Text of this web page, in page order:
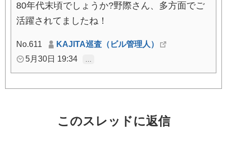
80年代末頃でしょうか?野際さん、多方面でご
活躍されてましたね！
No.611
KAJITA巡査（ビル管理人）
5月30日 19:34
このスレッドに返信